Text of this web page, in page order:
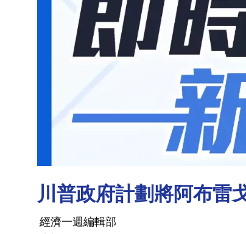
川普政府計劃將阿布雷
經濟一週編輯部